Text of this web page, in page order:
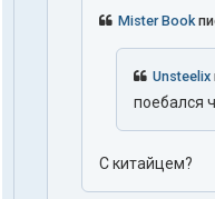
Mister Book
Unsteelix
поебался
С китайцем?